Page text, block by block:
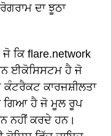
ਦਾ ਝੂਠਾ
ਕਿ flare.network
ਈਕੋਸਿਸਟਮ ਹੈ ਜੋ
ਕਾਰਜਸ਼ੀਲਤਾ
ਗਿਆ ਹੈ ਜੋ ਮੂਲ ਰੂਪ
ਨਹੀਂ ਕਰਦੇ ਹਨ।